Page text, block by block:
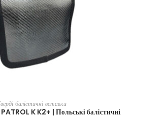
ВИБЕРІТЬ ОПЦІЇ
балістичні вставки
K K2+ | Польські балістичні